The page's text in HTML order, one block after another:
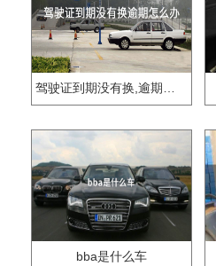
驾驶证到期没有换,逾期怎么办??
bba是什么车